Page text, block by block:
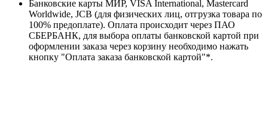
Банковские карты МИР, VISA International, Mastercard
Worldwide, JCB (для физических лиц, отгрузка товара по
100% предоплате). Оплата происходит через ПАО
СБЕРБАНК, для выбора оплаты банковской картой при
оформлении заказа через корзину необходимо нажать
кнопку "Оплата заказа банковской картой"*.